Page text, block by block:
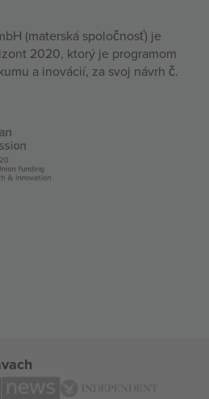
(materská spoločnosť) je
2020, ktorý je programom
a inovácií, za svoj návrh č.